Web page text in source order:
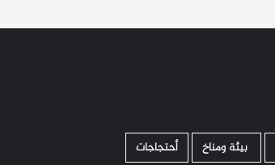
­ بيئة ومناخ
أحتجاجات